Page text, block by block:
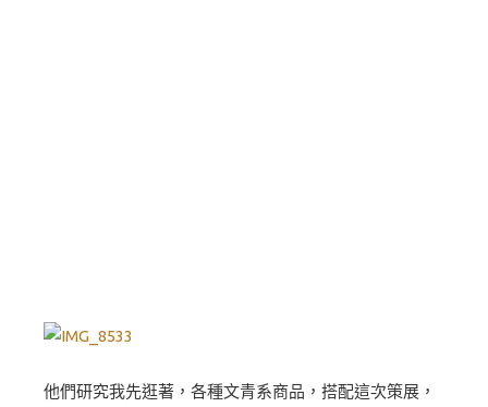
他們研究我先逛著，各種文青系商品，搭配這次策展，